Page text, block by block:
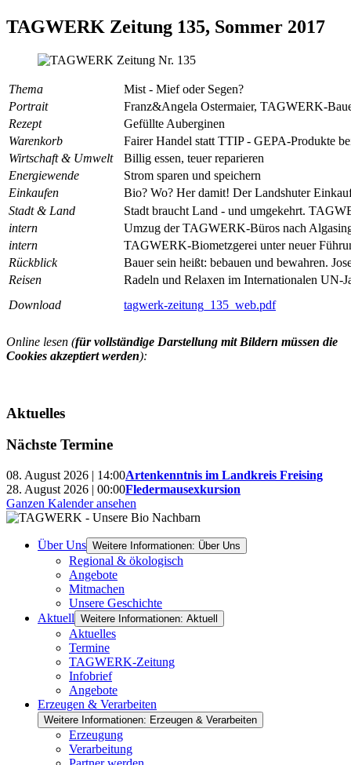
TAGWERK Zeitung 135, Sommer 2017
Thema
Mist - Mief oder Segen?
Portrait
Franz&Angela Ostermaier, TAGWERK-
Rezept
Gefüllte Auberginen
Warenkorb
Fairer Handel statt TTIP - GEPA-Produkte
Wirtschaft & Umwelt
Billig essen, teuer reparieren
Energiewende
Strom sparen und speichern
Einkaufen
Bio? Wo? Her damit! Der Landshuter
Stadt & Land
Stadt braucht Land - und umgekehrt.
intern
Umzug der TAGWERK-Büros nach
intern
TAGWERK-Biometzgerei unter neuer
Rückblick
Bauer sein heißt: bebauen und bewahren.
Reisen
Radeln und Relaxen im Internationalen UN-
Download
tagwerk-zeitung_135_web.pdf
Online lesen (für vollständige Darstellung mit Bildern müssen die
Cookies akzeptiert werden):
Aktuelles
Nächste Termine
08. August 2026 | 14:00Artenkenntnis im Landkreis Freising
28. August 2026 | 00:00Fledermausexkursion
Ganzen Kalender ansehen
Über Uns Weitere Informationen: Über Uns
Regional & ökologisch
Angebote
Mitmachen
Unsere Geschichte
Aktuell Weitere Informationen: Aktuell
Aktuelles
Termine
TAGWERK-Zeitung
Infobrief
Angebote
Erzeugen & Verarbeiten
Weitere Informationen: Erzeugen & Verarbeiten
Erzeugung
Verarbeitung